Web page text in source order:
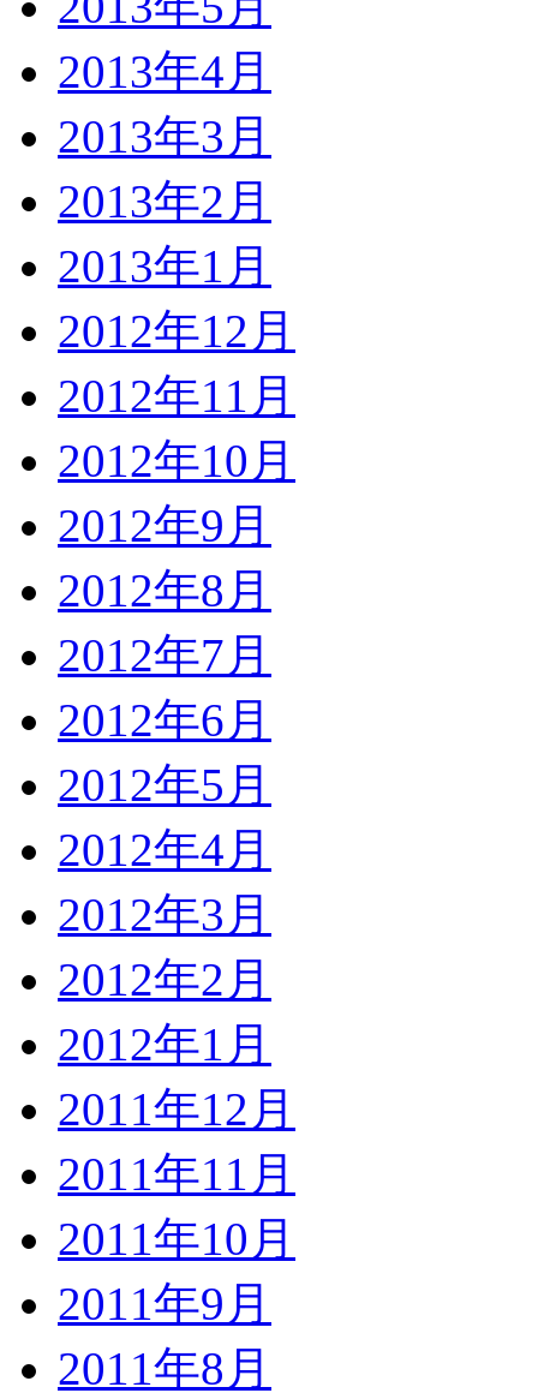
2013年4月
2013年3月
2013年2月
2013年1月
2012年12月
2012年11月
2012年10月
2012年9月
2012年8月
2012年7月
2012年6月
2012年5月
2012年4月
2012年3月
2012年2月
2012年1月
2011年12月
2011年11月
2011年10月
2011年9月
2011年8月